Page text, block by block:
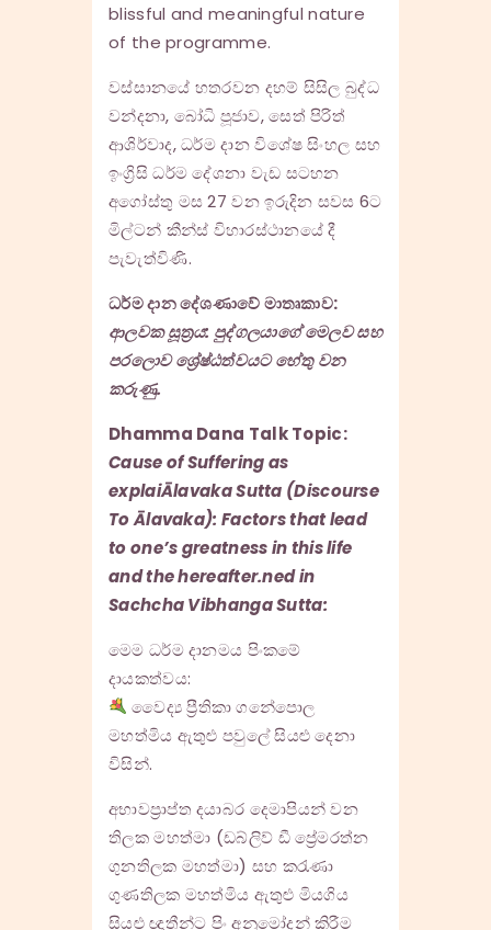
blissful and meaningful nature
of the programme.
වස්සානයේ හතරවන දහම් සිසිල බුද්ධ
වන්දනා, බෝධි පූජාව, සෙත් පිරිත්
ආශිර්වාද, ධර්ම දාන විශේෂ සිංහල සහ
ඉංග්‍රිසි ධර්ම දේශනා වැඩ සටහන
අගෝස්තු මස 27 වන ඉරුදින සවස 6ට
මිල්ටන් කීන්ස් විහාරස්ථානයේ දී
පැවැත්විණි.
ධර්ම දාන දේශණාවේ මාතෘකාව:
ආලවක සූත්‍රය​: පුද්ගලයාගේ මෙලව සහ
පරලොව ශ්‍රේෂ්ඨත්වයට හේතු වන
කරුණු.
Dhamma Dana Talk Topic:
Cause of Suffering as
explaiĀlavaka Sutta (Discourse
To Ālavaka): Factors that lead
to one’s greatness in this life
and the hereafter.ned in
Sachcha Vibhanga Sutta:
මෙම ධර්ම දානමය පිංකමේ
දායකත්වය:
වෛද්‍ය ප්‍රීතිකා ගනේපොල
මහත්මිය ඇතුළු පවුලේ සියළු දෙනා
විසින්.
අභාවප්‍රාප්ත දයාබර දෙමාපියන් වන
තිලක මහත්මා (ඩබ්ලිව් ඩී ප්‍රේමරත්න
ගුනතිලක මහත්මා) සහ කරැණා
ගුණතිලක මහත්මිය ඇතුළු මියගිය
සියළු ඥාතීන්ට පිං අනුමෝදන් කිරීම